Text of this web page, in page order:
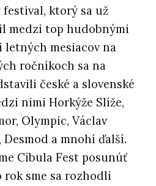
ktorý sa už
medzi top hudobnými
mesiacov na
ročníkoch sa na
české a slovenské
nimi Horkýže Slíže,
Olympic, Václav
Desmod a mnohí ďalší.
Cibula Fest posunúť
rok sme sa rozhodli